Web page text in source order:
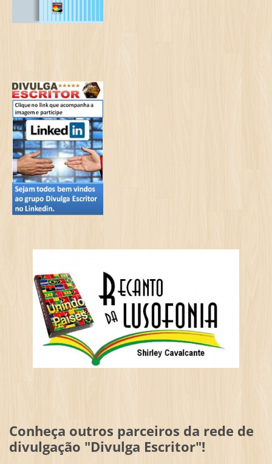
Conheça outros parceiros da rede de
divulgação "Divulga Escritor"!